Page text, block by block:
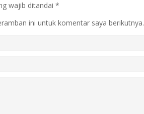
wajib ditandai *
ini untuk komentar saya berikutnya.